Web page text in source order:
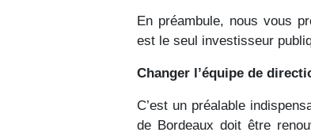
En préambule, nous vous
est le seul investisseur
Changer l’équipe de
C’est un préalable
de Bordeaux doit être